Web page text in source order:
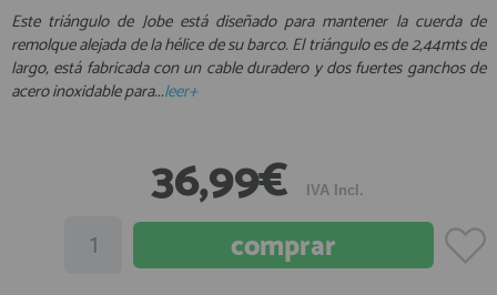
Neveras y Termos
Seguridad
Vela y Maniobra
Submarinismo
AFILIADOS
Área profesionales
Regístrate y aprovecha los descuentos y ventajas de ser
Únete ya a los mas de de 500 Profesionales de la Náutica
registro profesional
Este triángulo de Jobe está diseñado para mantener la cuerda de
remolque alejada de la hélice de su barco. El triángulo es de 2,44mts de
largo, está fabricada con un cable duradero y dos fuertes ganchos de
acero inoxidable para...leer+
36,99€ IVA Incl.